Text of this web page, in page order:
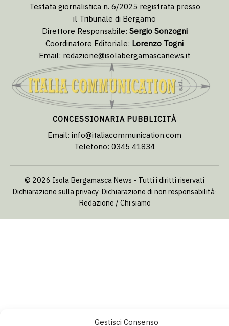
Gestisci Consenso
Testata giornalistica n. 6/2025 registrata presso
il Tribunale di Bergamo
Direttore Responsabile: Sergio Sonzogni
Coordinatore Editoriale: Lorenzo Togni
Email: redazione@isolabergamascanews.it
CONCESSIONARIA PUBBLICITÀ
Email: info@italiacommunication.com
Telefono: 0345 41834
© 2026 Isola Bergamasca News - Tutti i diritti riservati
Dichiarazione sulla privacy·Dichiarazione di non responsabilità·
Redazione / Chi siamo